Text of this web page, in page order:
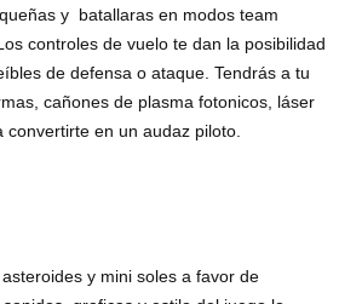
y batallaras en modos team
controles de vuelo te dan la posibilidad
de defensa o ataque. Tendrás a tu
cañones de plasma fotonicos, láser
en un audaz piloto.
y mini soles a favor de